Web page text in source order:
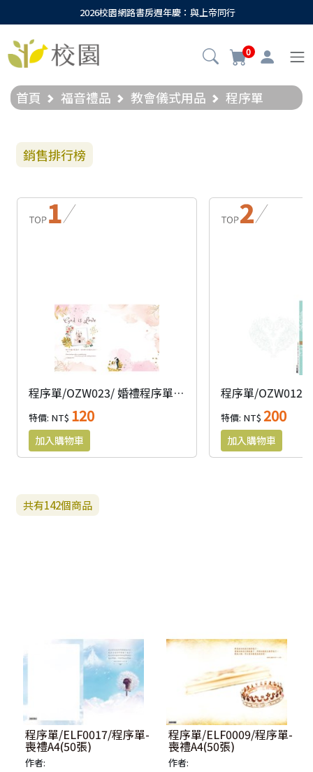
2026校園網路書房週年慶：與上帝同行
0
首頁 福音禮品 教會儀式用品 程序單
銷售排行榜
程序單/OZW023/ 婚禮程序單A4-盟約之愛(40張)
特價: NT$ 120 特價: NT$200
共有142個商品
程序單/ELF0017/程序單-
喪禮A4(50張)
作者:
程序單/ELF0009/程序單-
喪禮A4(50張)
作者: